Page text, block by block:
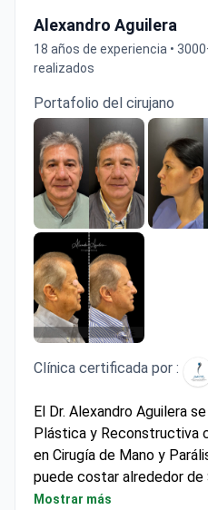
Alexandro Aguilera
18 años de experiencia •
realizados
Portafolio del cirujano
Clínica certificada por :
El Dr. Alexandro Aguilera
Plástica y Reconstructiva
en Cirugía de Mano y
puede costar alrededor
múltiples premios,
Mostrar más